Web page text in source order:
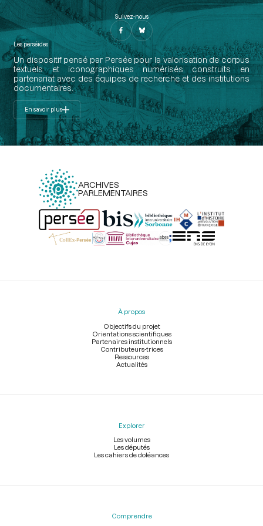
Suivez-nous
Les perséides
Un dispositif pensé par Persée pour la valorisation de corpus
textuels et iconographiques numérisés construits en
partenariat avec des équipes de recherche et des institutions
documentaires.
En savoir plus
ARCHIVES
PARLEMENTAIRES
Menu
À propos
Objectifs du projet
Orientations scientifiques
Partenaires institutionnels
Contributeurs-trices
Ressources
Actualités
Explorer
Les volumes
Les députés
Les cahiers de doléances
Comprendre